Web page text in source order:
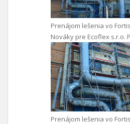
Prenájom lešenia vo
Nováky pre Ecoflex s.r.o.
Prenájom lešenia vo